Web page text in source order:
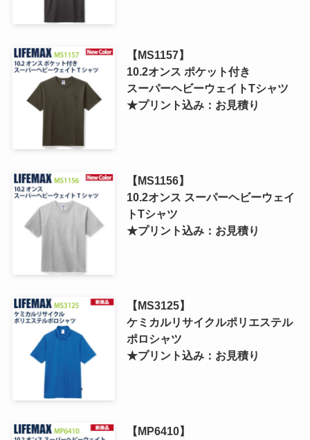
【MS1157】
10.2オンス ポケット付き
スーパーヘビーウェイトTシャツ
★プリント込み：お見積り
【MS1156】
10.2オンス スーパーヘビーウェイ
トTシャツ
★プリント込み：お見積り
【MS3125】
ケミカルリサイクルポリエステル
ポロシャツ
★プリント込み：お見積り
【MP6410】